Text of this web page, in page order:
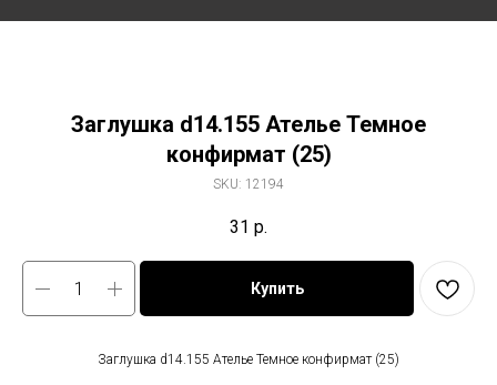
Заглушка d14.155 Ателье Темное
конфирмат (25)
SKU: 12194
31 р.
Купить
Заглушка d14.155 Ателье Темное конфирмат (25)